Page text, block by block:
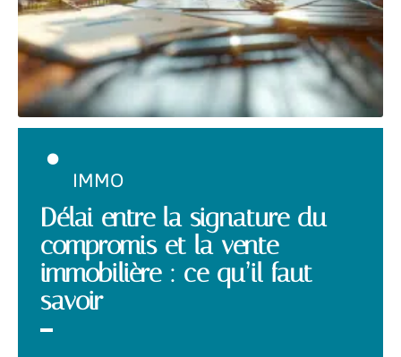
IMMO
Délai entre la signature du
compromis et la vente
immobilière : ce qu’il faut
savoir